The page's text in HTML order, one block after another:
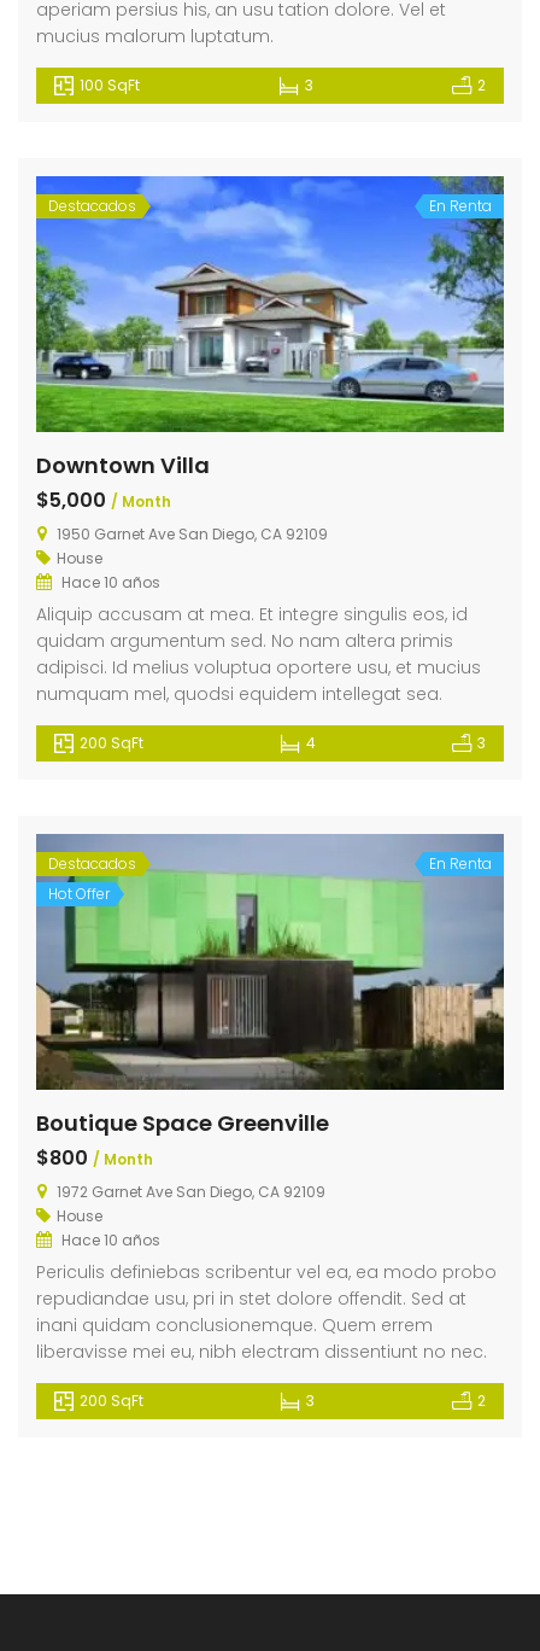
aperiam persius his, an usu tation dolore. Vel et
mucius malorum luptatum.
100 SqFt 3 2
Destacados En Renta
Downtown Villa
$5,000 / Month
1950 Garnet Ave San Diego, CA 92109
House
Hace 10 años
Aliquip accusam at mea. Et integre singulis eos, id
quidam argumentum sed. No nam altera primis
adipisci. Id melius voluptua oportere usu, et mucius
numquam mel, quodsi equidem intellegat sea.
200 SqFt 4 3
Destacados
Hot Offer
En Renta
Boutique Space Greenville
$800 / Month
1972 Garnet Ave San Diego, CA 92109
House
Hace 10 años
Periculis definiebas scribentur vel ea, ea modo probo
repudiandae usu, pri in stet dolore offendit. Sed at
inani quidam conclusionemque. Quem errem
liberavisse mei eu, nibh electram dissentiunt no nec.
200 SqFt 3 2